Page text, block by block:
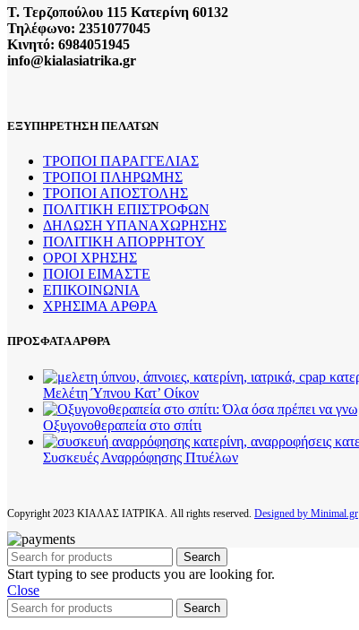
Τ. Τερζοπούλου 115 Κατερίνη 60132
Τηλέφωνο: 2351077045
Κινητό: 6984051945
info@kialasiatrika.gr
ΕΞΥΠΗΡΕΤΗΣΗ ΠΕΛΑΤΩΝ
ΤΡΟΠΟΙ ΠΑΡΑΓΓΕΛΙΑΣ
ΤΡΟΠΟΙ ΠΛΗΡΩΜΗΣ
ΤΡΟΠΟΙ ΑΠΟΣΤΟΛΗΣ
ΠΟΛΙΤΙΚΗ ΕΠΙΣΤΡΟΦΩΝ
ΔΗΛΩΣΗ ΥΠΑΝΑΧΩΡΗΣΗΣ
ΠΟΛΙΤΙΚΗ ΑΠΟΡΡΗΤΟΥ
ΟΡΟΙ ΧΡΗΣΗΣ
ΠΟΙΟΙ ΕΙΜΑΣΤΕ
ΕΠΙΚΟΙΝΩΝΙΑ
ΧΡΗΣΙΜΑ ΑΡΘΡΑ
ΠΡΟΣΦΑΤΑ ΑΡΘΡΑ
Μελέτη Ύπνου Κατ’ Οίκον
Οξυγονοθεραπεία στο σπίτι
Συσκευές Αναρρόφησης Πτυέλων
Copyright 2023 ΚΙΑΛΑΣ ΙΑΤΡΙΚΑ. All rights reserved. Designed by Minimal.gr
Search
Start typing to see products you are looking for.
Close
Search